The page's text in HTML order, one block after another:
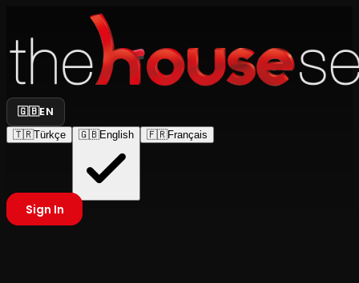
🇬🇧EN
🇹🇷Türkçe 🇬🇧English 🇫🇷Français
Sign In